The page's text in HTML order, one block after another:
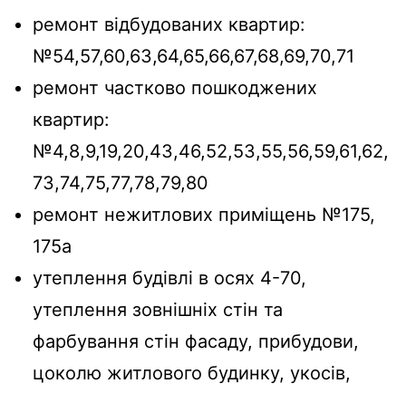
ремонт відбудованих квартир:
№54,57,60,63,64,65,66,67,68,69,70,71
ремонт частково пошкоджених
квартир:
№4,8,9,19,20,43,46,52,53,55,56,59,61,62,
73,74,75,77,78,79,80
ремонт нежитлових приміщень №175,
175а
утеплення будівлі в осях 4-70,
утеплення зовнішніх стін та
фарбування стін фасаду, прибудови,
цоколю житлового будинку, укосів,